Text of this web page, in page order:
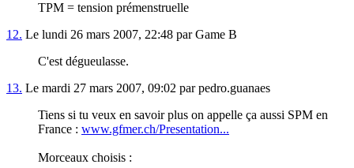
TPM = tension prémenstruelle
12. Le lundi 26 mars 2007, 22:48 par Game B
C'est dégueulasse.
13. Le mardi 27 mars 2007, 09:02 par pedro.guanaes
Tiens si tu veux en savoir plus on appelle ça aussi SPM en
France : www.gfmer.ch/Presentation...
Morceaux choisis :